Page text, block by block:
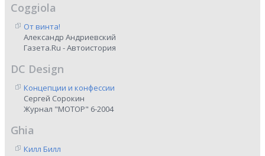
Coggiola
От винта!
Александр Андриевский
Газета.Ru - Автоистория
DC Design
Концепции и конфессии
Сергей Сорокин
Журнал "МОТОР" 6-2004
Ghia
Килл Билл